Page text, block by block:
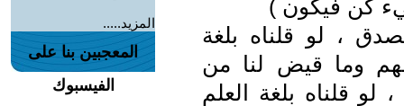
كن فيكون )
، لو قلناه بلغة
وما قيض لنا من
قلناه بلغة العلم
المزيد.....
المعجبين بنا على
الفيسبوك